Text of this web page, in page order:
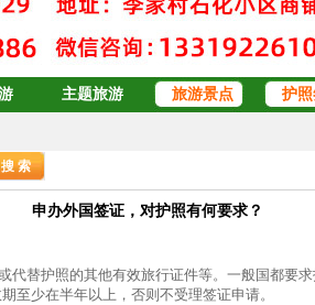
主题旅游 旅游景点 护
6日游
申办外国签证，对护照有何要求？
代替护照的其他有效旅行证件等。一般国都要
至少在半年以上，否则不受理签证申请。